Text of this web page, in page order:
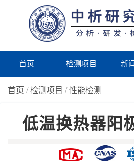
首页 检测项目 新
首页 /检测项目 /性能检测
低温换热器阳